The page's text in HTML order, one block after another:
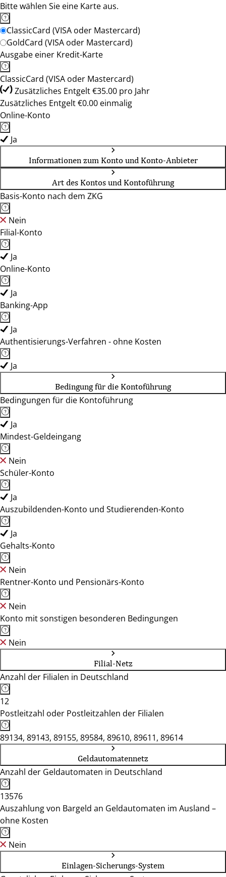
Bitte wählen Sie eine Karte aus.
ClassicCard (VISA oder Mastercard)
GoldCard (VISA oder Mastercard)
Ausgabe einer Kredit-Karte
ClassicCard (VISA oder Mastercard)
Zusätzliches Entgelt €35.00 pro Jahr
Zusätzliches Entgelt €0.00 einmalig
Online-Konto
Ja
Informationen zum Konto und Konto-Anbieter
Art des Kontos und Kontoführung
Basis-Konto nach dem ZKG
Nein
Filial-Konto
Ja
Online-Konto
Ja
Banking-App
Ja
Authentisierungs-Verfahren - ohne Kosten
Ja
Bedingung für die Kontoführung
Bedingungen für die Kontoführung
Ja
Mindest-Geldeingang
Nein
Schüler-Konto
Ja
Auszubildenden-Konto und Studierenden-Konto
Ja
Gehalts-Konto
Nein
Rentner-Konto und Pensionärs-Konto
Nein
Konto mit sonstigen besonderen Bedingungen
Nein
Filial-Netz
Anzahl der Filialen in Deutschland
12
Postleitzahl oder Postleitzahlen der Filialen
89134, 89143, 89155, 89584, 89610, 89611, 89614
Geldautomatennetz
Anzahl der Geldautomaten in Deutschland
13576
Auszahlung von Bargeld an Geldautomaten im Ausland –
ohne Kosten
Nein
Einlagen-Sicherungs-System